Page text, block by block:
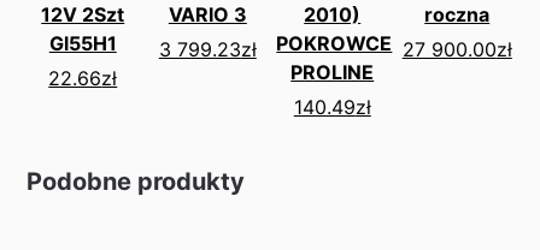
12V 2Szt
Gl55H1
22.66zł
VARIO 3
3 799.23zł
2010)
POKROWCE
PROLINE
140.49zł
roczna
27 900.00zł
Podobne produkty